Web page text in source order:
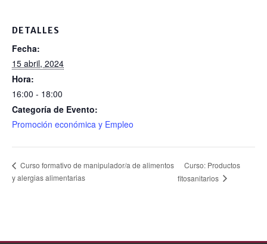
o
o
k
DETALLES
Fecha:
15 abril, 2024
Hora:
16:00 - 18:00
Categoría de Evento:
Promoción económica y Empleo
Curso formativo de manipulador/a de alimentos
y alergias alimentarias
Curso: Productos
fitosanitarios